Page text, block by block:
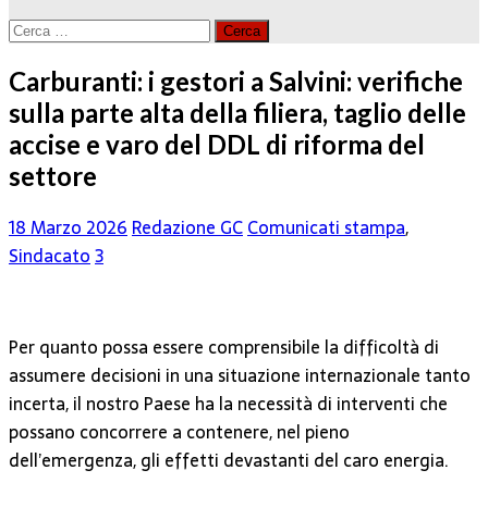
Ricerca
Carburanti: i gestori a Salvini: verifiche
sulla parte alta della filiera, taglio delle
accise e varo del DDL di riforma del
settore
18 Marzo 2026 Redazione GCComunicati stampa,
Sindacato3
Per quanto possa essere comprensibile la difficoltà di
assumere decisioni in una situazione internazionale tanto
incerta, il nostro Paese ha la necessità di interventi che
possano concorrere a contenere, nel pieno
dell’emergenza, gli effetti devastanti del caro energia.